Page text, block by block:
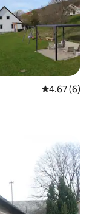
Calificación
4.67 (6)